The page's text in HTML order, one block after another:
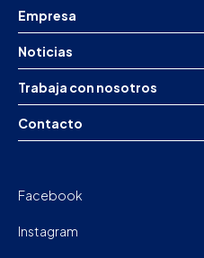
Empresa
Noticias
Trabaja con nosotros
Contacto
Facebook
Instagram